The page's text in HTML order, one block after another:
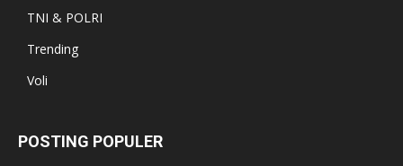
TNI & POLRI
Trending
Voli
POSTING POPULER